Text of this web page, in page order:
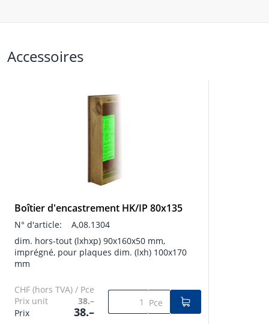
Accessoires
Boîtier d'encastrement HK/IP 80x135
N° d'article:
A,08.1304
dim. hors-tout (lxhxp) 90x160x50 mm,
imprégné, pour plaques dim. (lxh) 100x170
mm
CHF (hors TVA) / Pce
Prix unit
38.–
Prix
38.–
Pce